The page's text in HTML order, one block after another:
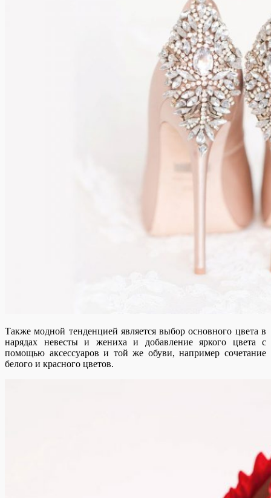
Также модной тенденцией является выбор основного цвета в
нарядах невесты и жениха и добавление яркого цвета с
помощью аксессуаров и той же обуви, например сочетание
белого и красного цветов.